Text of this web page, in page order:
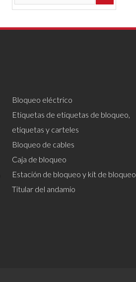
Bloqueo eléctrico
Etiquetas de etiquetas de bloqueo,
etiquetas y carteles
Bloqueo de cables
Caja de bloqueo
Estación de bloqueo y kit de bloqueo
Titular del andamio